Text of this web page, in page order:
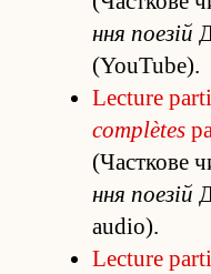
ння поезій
(YouTube).
Lecture
complètes
(Часткове
ння поезій
audio).
Lecture